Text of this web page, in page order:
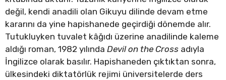
değil, kendi anadili olan Gikuyu dilinde devam etme
kararını da yine hapishanede geçirdiği dönemde alır.
Tutukluyken tuvalet kâğıdı üzerine anadilinde kaleme
aldığı roman, 1982 yılında Devil on the Cross adıyla
İngilizce olarak basılır. Hapishaneden çıktıktan sonra,
ülkesindeki diktatörlük rejimi üniversitelerde ders